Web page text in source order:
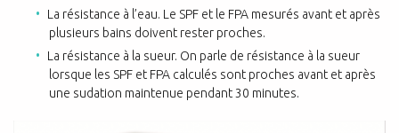
La résistance à l’eau. Le SPF et le FPA mesurés avant et après
plusieurs bains doivent rester proches.
La résistance à la sueur. On parle de résistance à la sueur
lorsque les SPF et FPA calculés sont proches avant et après
une sudation maintenue pendant 30 minutes.